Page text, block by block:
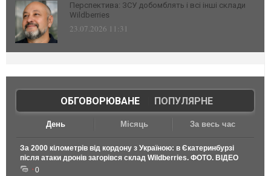
Перспектива: ЗСУ добомблять і всі інші склади
Wildberries
23.07.2026 11:31
ОБГОВОРЮВАНЕ| ПОПУЛЯРНЕ
День Місяць За весь час
За 2000 кілометрів від кордону з Україною: в Єкатеринбурзі
після атаки дронів загорівся склад Wildberries. ФОТО. ВІДЕО
0